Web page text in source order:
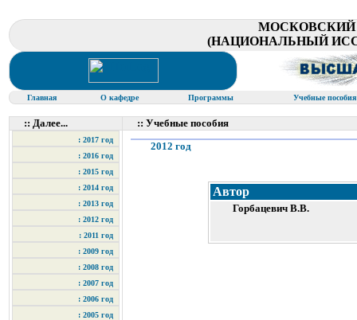
(НАЦИОНАЛЬНЫЙ
Главная О кафедре Программы Учебные
:: Далее... :: Учебные пособия
: 2017 год
: 2016 год
: 2015 год
: 2014 год
: 2013 год
: 2012 год
: 2011 год
: 2009 год
: 2008 год
: 2007 год
: 2006 год
: 2005 год
2012 год
Автор
Горбацевич В.В.